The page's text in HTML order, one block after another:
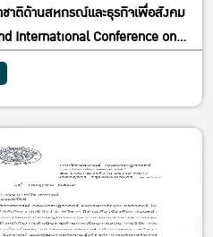
ชาติด้านสหกรณ์และธุรกิจเพื่อสังคม
International Conference on
2026) ภายใต้หัวข้อ “The
and Enterprises
นพฤหัสบดีที่ 16 กรกฎาคม 2569 ณ
บัติการคณะเศรษฐศาสตร์ (อาคาร